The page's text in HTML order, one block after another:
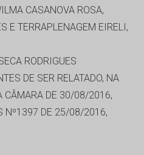
CASANOVA ROSA,
E TERRAPLENAGEM EIRELI,
RODRIGUES
DE SER RELATADO, NA
CÂMARA DE 30/08/2016,
Nº1397 DE 25/08/2016,